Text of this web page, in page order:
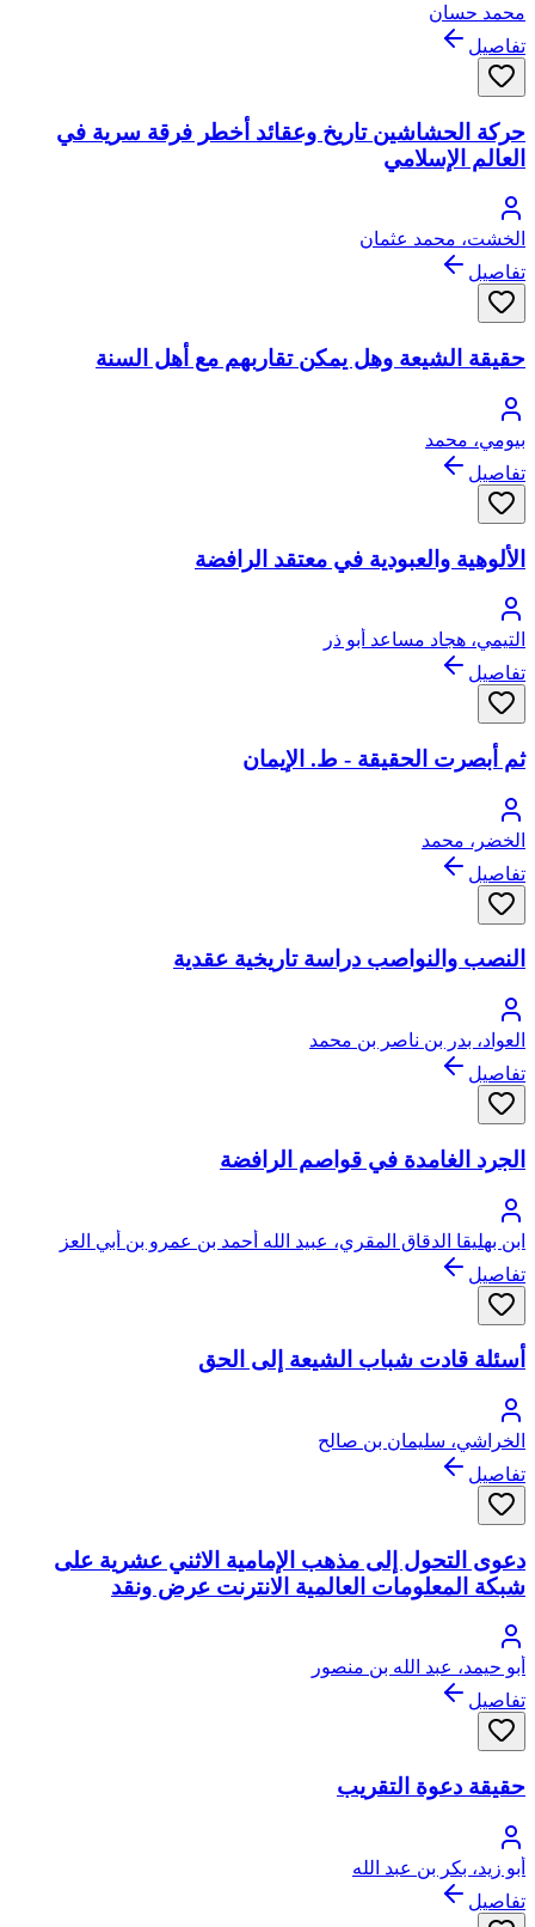
محمد حسان
تفاصيل
حركة الحشاشين تاريخ وعقائد أخطر فرقة سرية في
العالم الإسلامي
الخشت، محمد عثمان
تفاصيل
حقيقة الشيعة وهل يمكن تقاربهم مع أهل السنة
بيومي، محمد
تفاصيل
الألوهية والعبودية في معتقد الرافضة
التيمي، هجاد مساعد أبو ذر
تفاصيل
ثم أبصرت الحقيقة - ط. الإيمان
الخضر، محمد
تفاصيل
النصب والنواصب دراسة تاريخية عقدية
العواد، بدر بن ناصر بن محمد
تفاصيل
الجرد الغامدة في قواصم الرافضة
ابن بهليقا الدقاق المقري، عبيد الله أحمد بن عمرو بن أبي العز
تفاصيل
أسئلة قادت شباب الشيعة إلى الحق
الخراشي، سليمان بن صالح
تفاصيل
دعوى التحول إلى مذهب الإمامية الاثني عشرية على
شبكة المعلومات العالمية الانترنت عرض ونقد
أبو حيمد، عبد الله بن منصور
تفاصيل
حقيقة دعوة التقريب
أبو زيد، بكر بن عبد الله
تفاصيل